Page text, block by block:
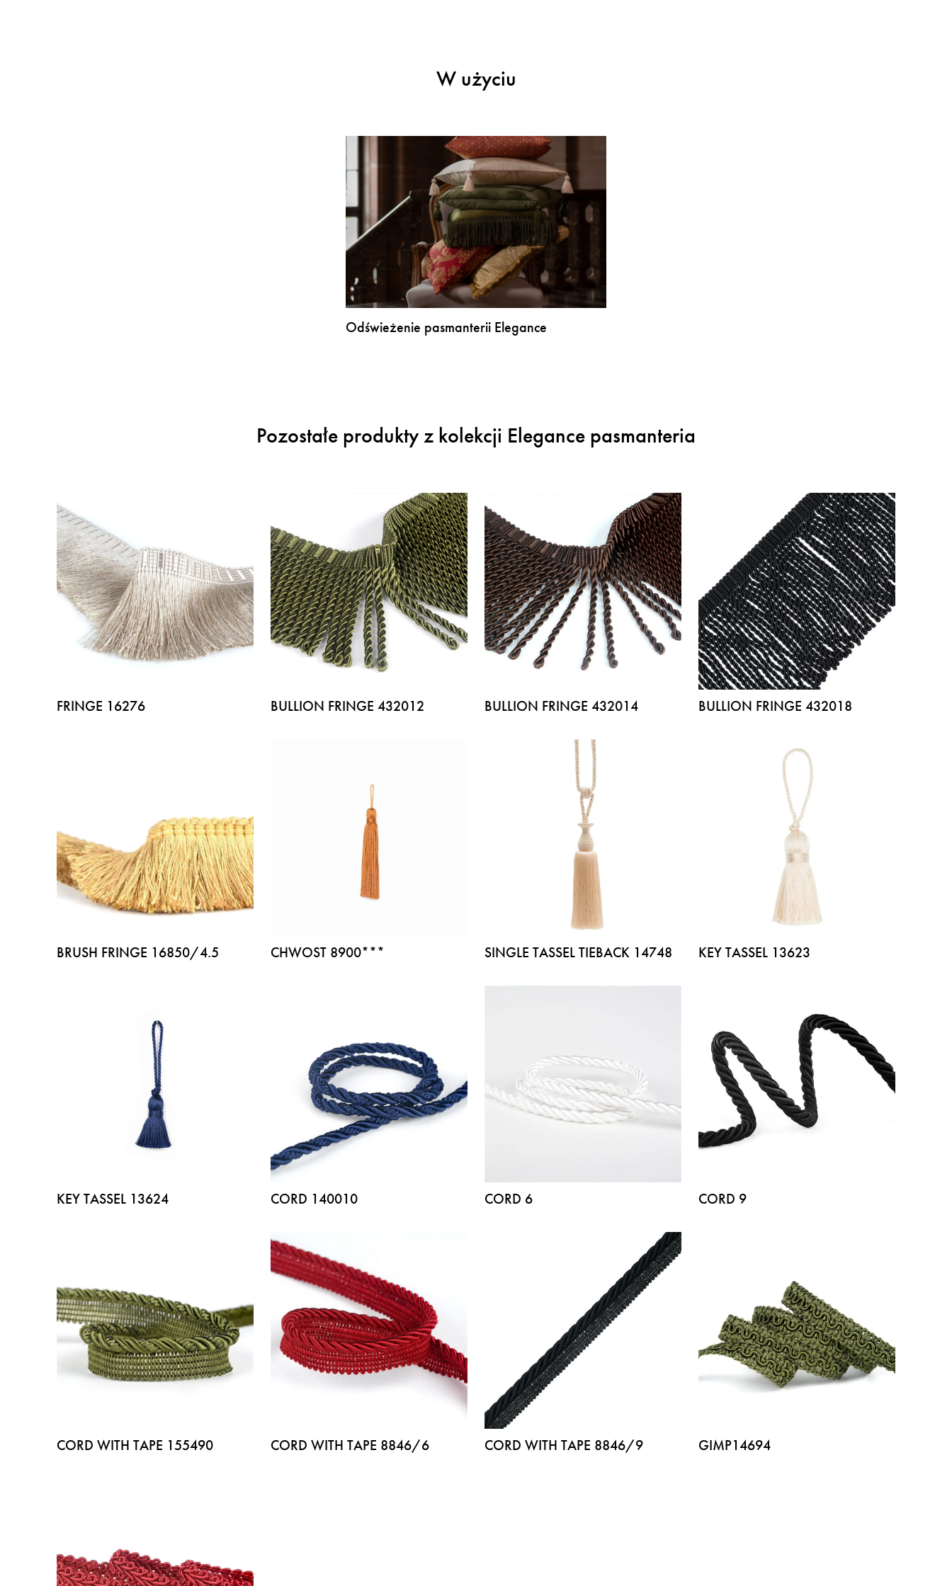
W użyciu
Odświeżenie pasmanterii Elegance
Pozostałe produkty z kolekcji Elegance pasmanteria
FRINGE 16276 BULLION FRINGE 432012 BULLION FRINGE 432014 BULLION FRINGE 432018
BRUSH FRINGE 16850/4.5 CHWOST 8900*** SINGLE TASSEL TIEBACK 14748 KEY TASSEL 13623
KEY TASSEL 13624 CORD 140010 CORD 6 CORD 9
CORD WITH TAPE 155490 CORD WITH TAPE 8846/6 CORD WITH TAPE 8846/9 GIMP14694